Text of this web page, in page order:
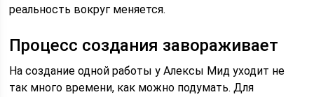
реальность вокруг меняется.
Процесс создания завораживает
На создание одной работы у Алексы Мид уходит не
так много времени, как можно подумать. Для